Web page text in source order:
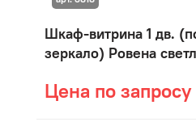
Шкаф-витрина 1 дв.
зеркало) Ровена
Цена по запросу